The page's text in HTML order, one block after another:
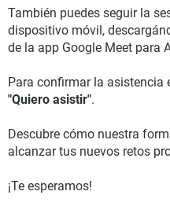
También puedes seguir la
dispositivo móvil,
de la app Google Meet para
Para confirmar la asistencia
"Quiero asistir".
Descubre cómo nuestra
alcanzar tus nuevos retos
¡Te esperamos!